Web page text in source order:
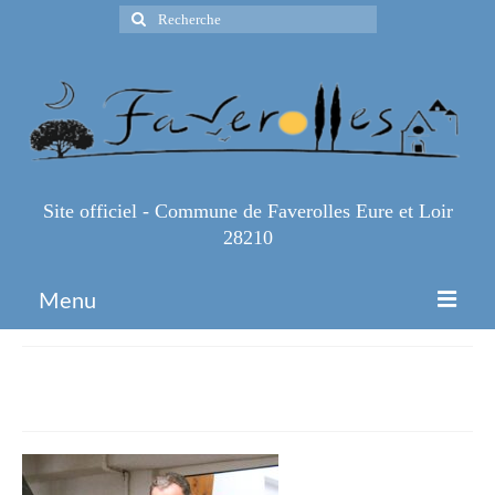
Rechercher
:
Site officiel - Commune de Faverolles Eure et Loir
28210
Menu
Infos Pratiques